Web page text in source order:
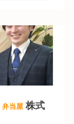
取り組みを積
可能な社会の
接客の技術を
テルで行って
弁当屋 株式